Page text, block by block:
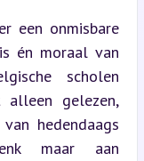
een onmisbare
én moraal van
scholen
alleen gelezen,
hedendaags
maar aan